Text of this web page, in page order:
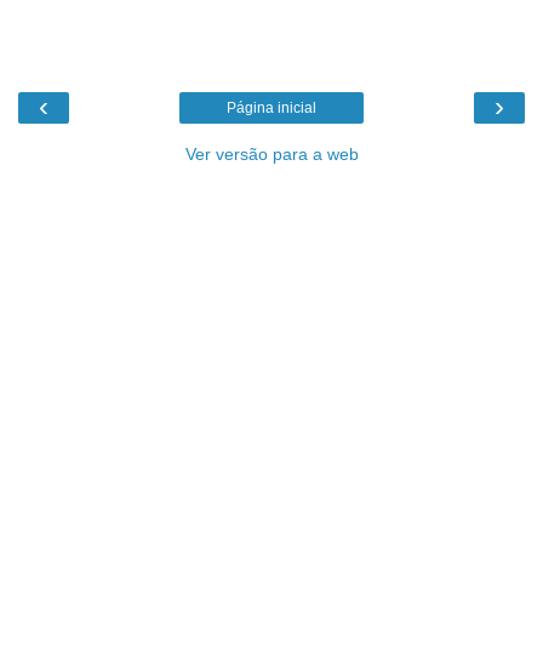
‹ ›
Página inicial
Ver versão para a web